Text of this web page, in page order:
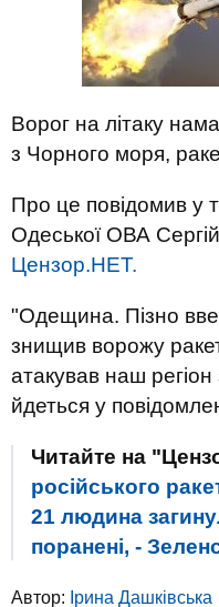
Ворог на літаку
з Чорного моря,
Про це повідомив у
Одеської ОВА
Цензор.НЕТ.
"Одещина. Пізно
знищив ворожу
атакував наш
йдеться у
Читайте на
російського
21 людина
поранені, -
Автор: Ірина Дашківська